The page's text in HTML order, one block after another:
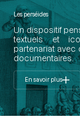
Les perséides
Un dispositif
textuels et
partenariat avec
documentaires.
En savoir plus